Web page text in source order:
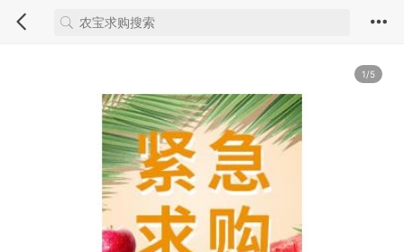
1/5